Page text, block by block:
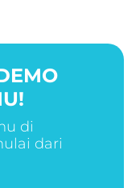
di
dari